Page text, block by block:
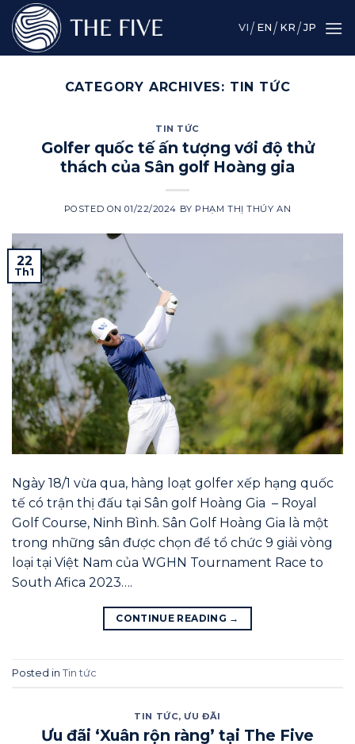
Skip
to
content
EN
VI KR JP
CATEGORY ARCHIVES: TIN TỨC
TIN TỨC
Golfer quốc tế ấn tượng với độ thử
thách của Sân golf Hoàng gia
POSTED ON01/22/2024 BY PHẠM THỊ THÚY AN
22
Th1
Ngày 18/1 vừa qua, hàng loạt golfer xếp hạng quốc
tế có trận thị đấu tại Sân golf Hoàng Gia – Royal
Golf Course, Ninh Bình. Sân Golf Hoàng Gia là một
trong những sân được chọn để tổ chức 9 giải vòng
loại tại Việt Nam của WGHN Tournament Race to
South Afica 2023….
CONTINUE READING →
Posted in Tin tức
TIN TỨC,ƯU ĐÃI
Ưu đãi ‘Xuân rộn ràng’ tại The Five